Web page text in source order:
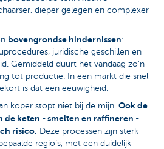
dieper gelegen en complexer
bovengrondse hindernissen:
juridische geschillen en
Gemiddeld duurt het vandaag zo’n
tot productie. In een markt die snel
is dat een eeuwigheid.
koper stopt niet bij de mijn. Ook de
de keten - smelten en raffineren -
risico. Deze processen zijn sterk
regio’s, met een duidelijk